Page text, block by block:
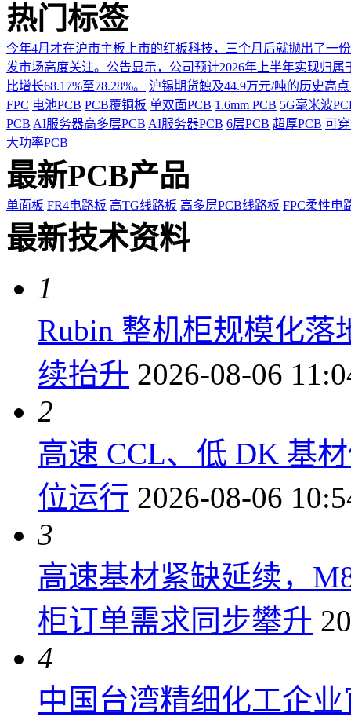
热门标签
今年4月才在沪市主板上市的红板科技，三个月后就抛出了一
发市场高度关注。公告显示，公司预计2026年上半年实现归
比增长68.17%至78.28%。
沪锡期货触及44.9万元/吨的历史高
FPC 电池PCB PCB覆铜板 单双面PCB 1.6mm PCB 5G毫米波
PCB AI服务器高多层PCB AI服务器PCB 6层PCB 超厚PCB 可
大功率PCB
最新PCB产品
单面板 FR4电路板 高TG线路板 高多层PCB线路板 FPC柔性电
最新技术资料
1
Rubin 整机柜规模化落
续抬升 2026-08-06
2
高速 CCL、低 DK 基
位运行 2026-08-06
3
高速基材紧缺延续，
柜订单需求同步攀升
4
中国台湾精细化工企